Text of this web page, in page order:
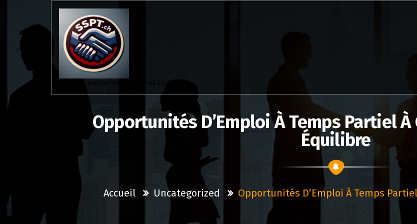
contenu
Opportunités D’Emploi À Temps Partiel
Équilibre
Accueil Uncategorized Opportunités D’Emploi À Temps